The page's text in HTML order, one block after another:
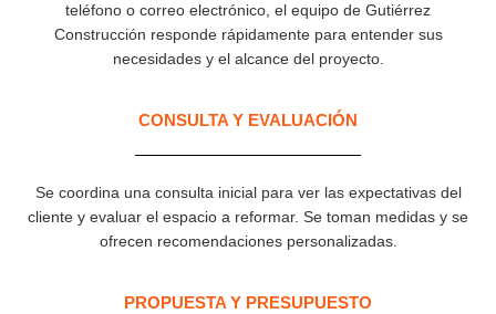
teléfono o correo electrónico, el equipo de Gutiérrez
Construcción responde rápidamente para entender sus
necesidades y el alcance del proyecto.
CONSULTA Y EVALUACIÓN
Se coordina una consulta inicial para ver las expectativas del
cliente y evaluar el espacio a reformar. Se toman medidas y se
ofrecen recomendaciones personalizadas.
PROPUESTA Y PRESUPUESTO